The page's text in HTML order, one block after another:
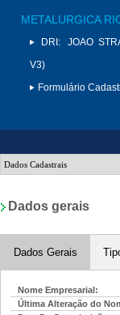
METALURGICA
DRI:
JOAO
V3)
Formulário